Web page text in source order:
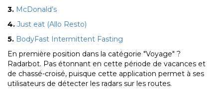
3. McDonald’s
4. Just eat (Allo Resto)
5. BodyFast Intermittent Fasting
En première position dans la catégorie "Voyage" ?
Radarbot. Pas étonnant en cette période de vacances et
de chassé-croisé, puisque cette application permet à ses
utilisateurs de détecter les radars sur les routes.